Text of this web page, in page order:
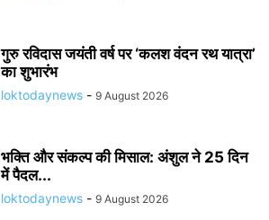
गुरु रविदास जयंती वर्ष पर ‘कलश वंदन रथ यात्रा’
का शुभारंभ
loktodaynews - 9 August 2026
भक्ति और संकल्प की मिसाल: अंशुल ने 25 दिन
में पैदल...
loktodaynews - 9 August 2026